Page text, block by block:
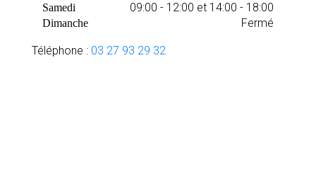
Samedi 09:00 - 12:00 et 14:00 - 18:00
Dimanche Fermé
Téléphone : 03 27 93 29 32